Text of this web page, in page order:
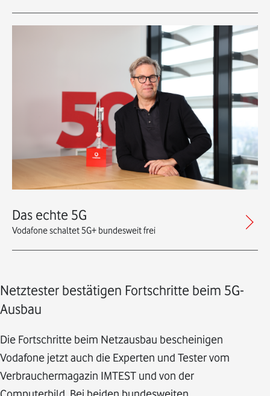
Das echte 5G
Vodafone schaltet 5G+ bundesweit frei
Netztester bestätigen Fortschritte beim 5G-
Ausbau
Die Fortschritte beim Netzausbau bescheinigen
Vodafone jetzt auch die Experten und Tester vom
Verbrauchermagazin IMTEST und von der